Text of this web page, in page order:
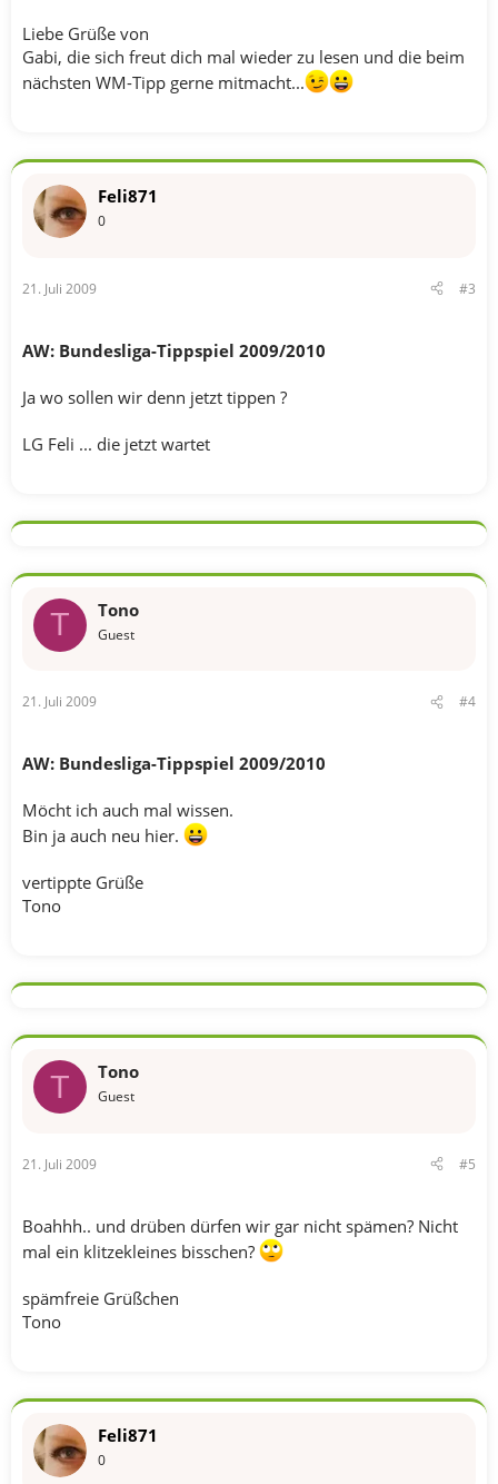
Liebe Grüße von
Gabi, die sich freut dich mal wieder zu lesen und die beim
nächsten WM-Tipp gerne mitmacht...
Feli871
0
21. Juli 2009 #3
AW: Bundesliga-Tippspiel 2009/2010
Ja wo sollen wir denn jetzt tippen ?
LG Feli ... die jetzt wartet
T Tono
Guest
21. Juli 2009 #4
AW: Bundesliga-Tippspiel 2009/2010
Möcht ich auch mal wissen.
Bin ja auch neu hier.
vertippte Grüße
Tono
T Tono
Guest
21. Juli 2009 #5
Boahhh.. und drüben dürfen wir gar nicht spämen? Nicht
mal ein klitzekleines bisschen?
spämfreie Grüßchen
Tono
Feli871
0